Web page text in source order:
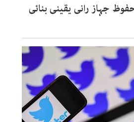
جہاز رانی یقینی بنائی